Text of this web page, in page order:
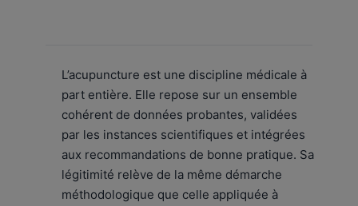
L’acupuncture est une discipline médicale à
part entière. Elle repose sur un ensemble
cohérent de données probantes, validées
par les instances scientifiques et intégrées
aux recommandations de bonne pratique. Sa
légitimité relève de la même démarche
méthodologique que celle appliquée à